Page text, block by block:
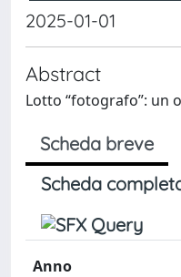
2025-01-01
Abstract
Lotto “fotografo”: un
Scheda breve
Scheda
Anno